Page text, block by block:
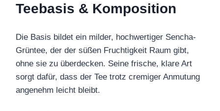
Teebasis & Komposition
Die Basis bildet ein milder, hochwertiger Sencha-
Grüntee, der der süßen Fruchtigkeit Raum gibt,
ohne sie zu überdecken. Seine frische, klare Art
sorgt dafür, dass der Tee trotz cremiger Anmutung
angenehm leicht bleibt.